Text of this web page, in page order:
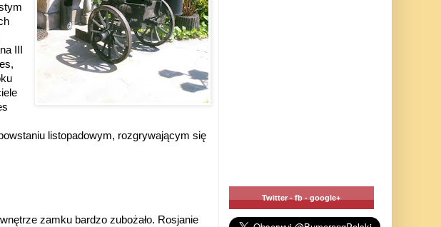
III
listopadowym, rozgrywającym się
zamku bardzo zubożało. Rosjanie
Twitter - fb - google+